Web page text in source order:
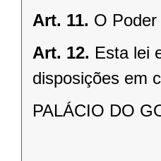
Art. 11. O
Art. 12. Esta lei
disposições em
PALÁCIO DO